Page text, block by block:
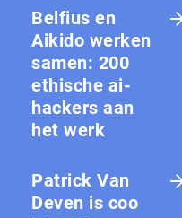
Belfius en
Aikido werken
samen: 200
ethische ai-
hackers aan
het werk
Patrick Van
Deven is coo